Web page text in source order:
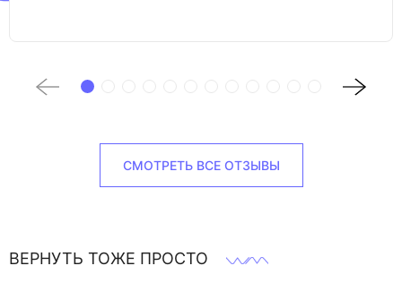
СМОТРЕТЬ ВСЕ ОТЗЫВЫ
ВЕРНУТЬ ТОЖЕ ПРОСТО